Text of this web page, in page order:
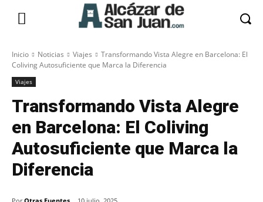
Inicio Noticias Viajes
Transformando Vista Alegre en Barcelona: El
Coliving Autosuficiente que Marca la Diferencia
Viajes
Transformando Vista Alegre
en Barcelona: El Coliving
Autosuficiente que Marca la
Diferencia